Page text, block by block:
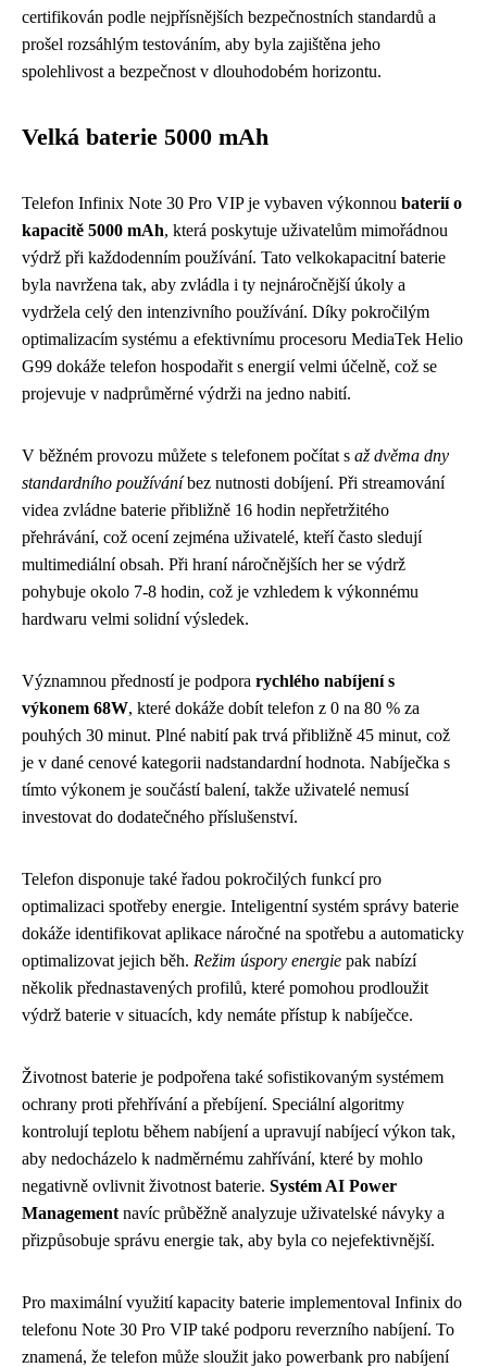
certifikován podle nejpřísnějších bezpečnostních standardů a
prošel rozsáhlým testováním, aby byla zajištěna jeho
spolehlivost a bezpečnost v dlouhodobém horizontu.
Velká baterie 5000 mAh
Telefon Infinix Note 30 Pro VIP je vybaven výkonnou baterií o
kapacitě 5000 mAh, která poskytuje uživatelům mimořádnou
výdrž při každodenním používání. Tato velkokapacitní baterie
byla navržena tak, aby zvládla i ty nejnáročnější úkoly a
vydržela celý den intenzivního používání. Díky pokročilým
optimalizacím systému a efektivnímu procesoru MediaTek Helio
G99 dokáže telefon hospodařit s energií velmi účelně, což se
projevuje v nadprůměrné výdrži na jedno nabití.
V běžném provozu můžete s telefonem počítat s až dvěma dny
standardního používáníbez nutnosti dobíjení. Při streamování
videa zvládne baterie přibližně 16 hodin nepřetržitého
přehrávání, což ocení zejména uživatelé, kteří často sledují
multimediální obsah. Při hraní náročnějších her se výdrž
pohybuje okolo 7-8 hodin, což je vzhledem k výkonnému
hardwaru velmi solidní výsledek.
Významnou předností je podpora rychlého nabíjení s
výkonem 68W, které dokáže dobít telefon z 0 na 80 % za
pouhých 30 minut. Plné nabití pak trvá přibližně 45 minut, což
je v dané cenové kategorii nadstandardní hodnota. Nabíječka s
tímto výkonem je součástí balení, takže uživatelé nemusí
investovat do dodatečného příslušenství.
Telefon disponuje také řadou pokročilých funkcí pro
optimalizaci spotřeby energie. Inteligentní systém správy baterie
dokáže identifikovat aplikace náročné na spotřebu a automaticky
optimalizovat jejich běh. Režim úspory energie pak nabízí
několik přednastavených profilů, které pomohou prodloužit
výdrž baterie v situacích, kdy nemáte přístup k nabíječce.
Životnost baterie je podpořena také sofistikovaným systémem
ochrany proti přehřívání a přebíjení. Speciální algoritmy
kontrolují teplotu během nabíjení a upravují nabíjecí výkon tak,
aby nedocházelo k nadměrnému zahřívání, které by mohlo
negativně ovlivnit životnost baterie. Systém AI Power
Management navíc průběžně analyzuje uživatelské návyky a
přizpůsobuje správu energie tak, aby byla co nejefektivnější.
Pro maximální využití kapacity baterie implementoval Infinix do
telefonu Note 30 Pro VIP také podporu reverzního nabíjení. To
znamená, že telefon může sloužit jako powerbank pro nabíjení